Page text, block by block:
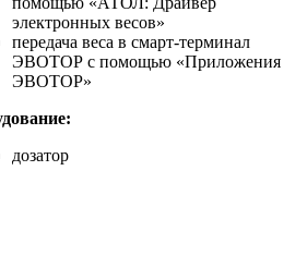
электронных весов»
передача веса в смарт-терминал
ЭВОТОР с помощью «Приложения
ЭВОТОР»
дозатор